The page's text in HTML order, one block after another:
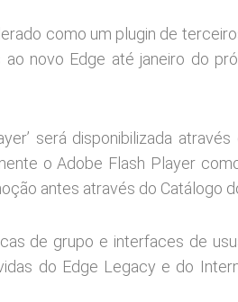
como um plugin de
novo Edge até janeiro do
será disponibilizada
o Adobe Flash Player
antes através do Catálogo
de grupo e interfaces de
do Edge Legacy e do